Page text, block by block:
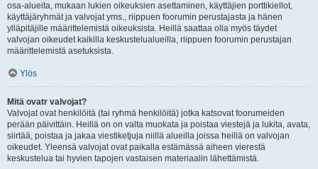
osa-alueita, mukaan lukien oikeuksien asettaminen, käyttäjien porttikiellot,
käyttäjäryhmät ja valvojat yms., riippuen foorumin perustajasta ja hänen
ylläpitäjille määrittelemistä oikeuksista. Heillä saattaa olla myös täydet
valvojan oikeudet kaikilla keskustelualueilla, riippuen foorumin perustajan
määrittelemistä asetuksista.
Ylös
Mitä ovatr valvojat?
Valvojat ovat henkilöitä (tai ryhmä henkilöitä) jotka katsovat foorumeiden
perään päivittäin. Heillä on on valta muokata ja poistaa viestejä ja lukita, avata,
siirtää, poistaa ja jakaa viestiketjuja niillä alueilla joissa heillä on valvojan
oikeudet. Yleensä valvojat ovat paikalla estämässä aiheen vierestä
keskustelua tai hyvien tapojen vastaisen materiaalin lähettämistä.